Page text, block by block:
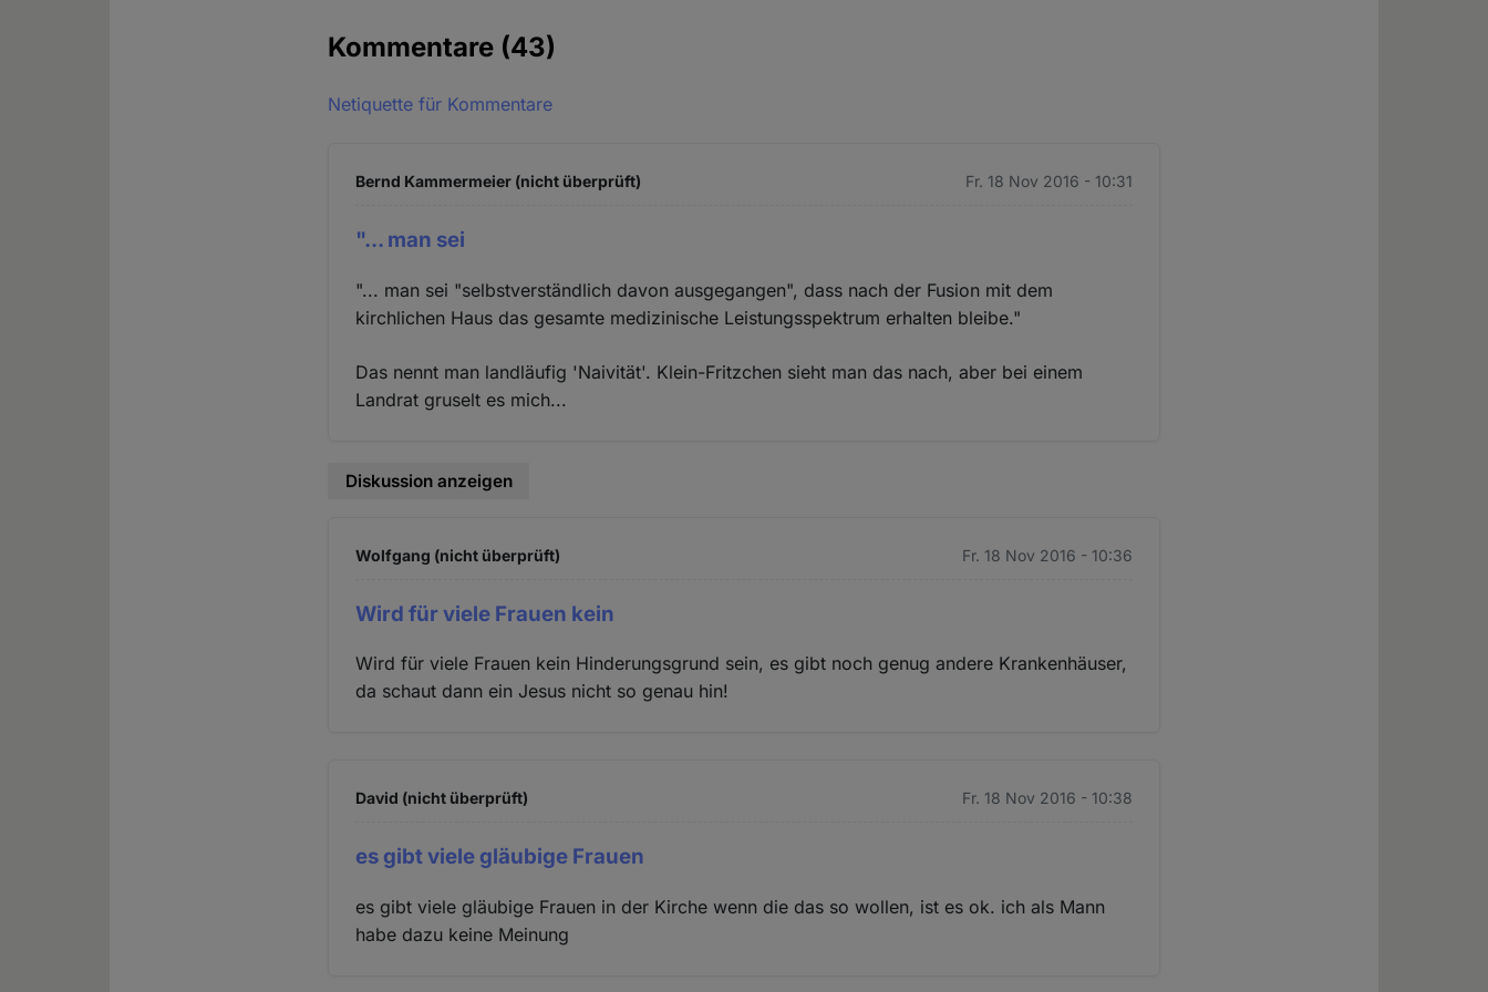
Kommentare (43)
Netiquette für Kommentare
Bernd Kammermeier (nicht überprüft) Fr. 18 Nov 2016 - 10:31
"... man sei
"... man sei "selbstverständlich davon ausgegangen", dass nach der Fusion mit dem
kirchlichen Haus das gesamte medizinische Leistungsspektrum erhalten bleibe."
Das nennt man landläufig 'Naivität'. Klein-Fritzchen sieht man das nach, aber bei einem
Landrat gruselt es mich...
Diskussion anzeigen
Wolfgang (nicht überprüft) Fr. 18 Nov 2016 - 10:36
Wird für viele Frauen kein
Wird für viele Frauen kein Hinderungsgrund sein, es gibt noch genug andere Krankenhäuser,
da schaut dann ein Jesus nicht so genau hin!
David (nicht überprüft) Fr. 18 Nov 2016 - 10:38
es gibt viele gläubige Frauen
es gibt viele gläubige Frauen in der Kirche wenn die das so wollen, ist es ok. ich als Mann
habe dazu keine Meinung